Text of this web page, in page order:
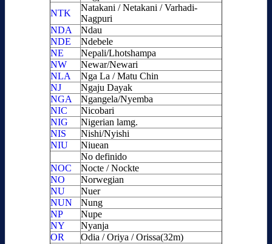
NTK
Natakani / Netakani / Varhadi-
Nagpuri
NDA
Ndau
NDE
Ndebele
NE
Nepali/Lhotshampa
NW
Newar/Newari
NLA
Nga La / Matu Chin
NJ
Ngaju Dayak
NGA
Ngangela/Nyemba
NIC
Nicobari
NIG
Nigerian lamg.
NIS
Nishi/Nyishi
NIU
Niuean
No definido
NOC
Nocte / Nockte
NO
Norwegian
NU
Nuer
NUN
Nung
NP
Nupe
NY
Nyanja
OR
Odia / Oriya / Orissa(32m)